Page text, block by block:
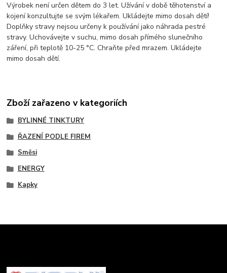
Výrobek není určen dětem do 3 let. Užívání v době těhotenství a
kojení konzultujte se svým lékařem. Ukládejte mimo dosah dětí!
Doplňky stravy nejsou určeny k používání jako náhrada pestré
stravy. Uchovávejte v suchu, mimo dosah přímého slunečního
záření, při teplotě 10-25 °C. Chraňte před mrazem. Ukládejte
mimo dosah dětí.
Zboží zařazeno v kategoriích
BYLINNÉ TINKTURY
ŘAZENÍ PODLE FIREM
Směsi
ENERGY
Kapky